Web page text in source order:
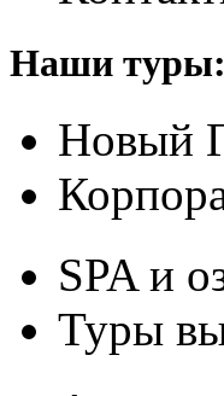
Наши туры:
Новый
SPA и
Туры